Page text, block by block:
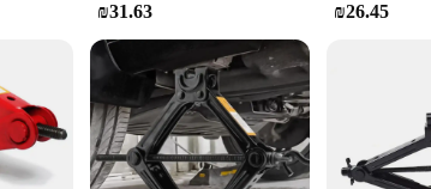
standards. Its robust construction ensures that it can handle
your vehicle is lifted securely and evenly, reducing the risk of
choice for all your lifting needs.
₪31.63 ₪26.45